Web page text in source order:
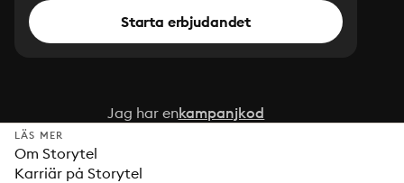
Starta erbjudandet
Jag har enkampanjkod
LÄS MER
Om Storytel
Karriär på Storytel